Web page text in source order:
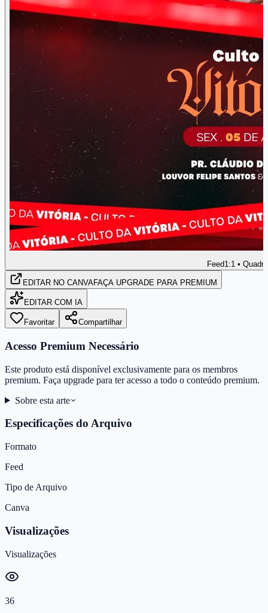
Feed1:1 •
EDITAR NO CANVAFAÇA UPGRADE PARA PREMIUM
EDITAR COM IA
Favoritar Compartilhar
Acesso Premium Necessário
Este produto está disponível exclusivamente para os membros
premium. Faça upgrade para ter acesso a todo o conteúdo premium.
Sobre esta arte
Especificações do Arquivo
Formato
Feed
Tipo de Arquivo
Canva
Visualizações
Visualizações
36